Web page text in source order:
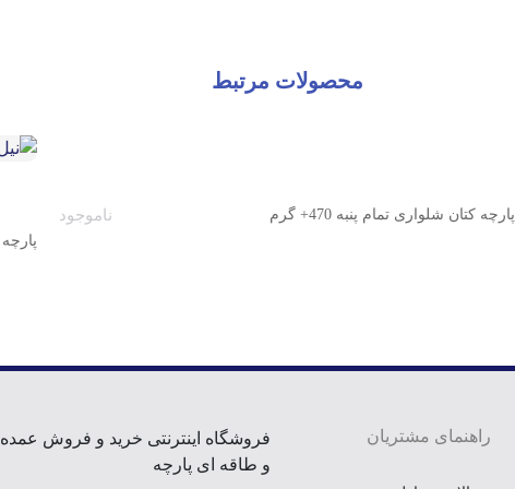
محصولات مرتبط
پارچه کتان شلواری تمام پنبه 470+ گرم ناموجود
راهنمای مشتریان
فروشگاه اینترنتی خرید و فروش عمده
و طاقه ای پارچه